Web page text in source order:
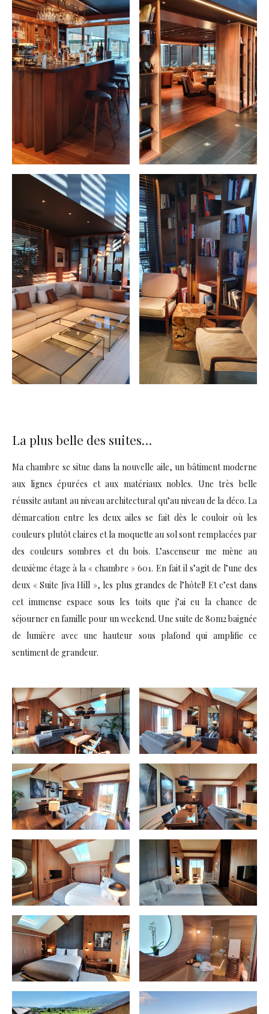
La plus belle des suites…
Ma chambre se situe dans la nouvelle aile, un bâtiment moderne
aux lignes épurées et aux matériaux nobles. Une très belle
réussite autant au niveau architectural qu’au niveau de la déco. La
démarcation entre les deux ailes se fait dès le couloir où les
couleurs plutôt claires et la moquette au sol sont remplacées par
des couleurs sombres et du bois. L’ascenseur me mène au
deuxième étage à la « chambre » 601. En fait il s’agit de l’une des
deux « Suite Jiva Hill », les plus grandes de l’hôtel! Et c’est dans
cet immense espace sous les toits que j’ai eu la chance de
séjourner en famille pour un weekend. Une suite de 80m2 baignée
de lumière avec une hauteur sous plafond qui amplifie ce
sentiment de grandeur.